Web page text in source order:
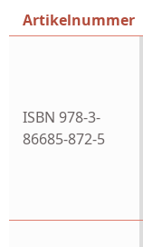
Artikelnummer
ISBN 978-3-
86685-872-5